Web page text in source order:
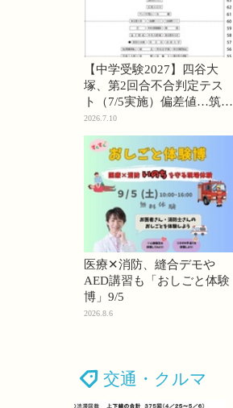
【中学受験2027】四谷大
塚、第2回合不合判定テス
ト（7/5実施）偏差値…筑駒
74・桜蔭70＜PR＞
2026.7.10
医療✕消防、縫合デモや
AED講習も「おしごと体験
博」9/5
2026.8.6
交通・クルマ